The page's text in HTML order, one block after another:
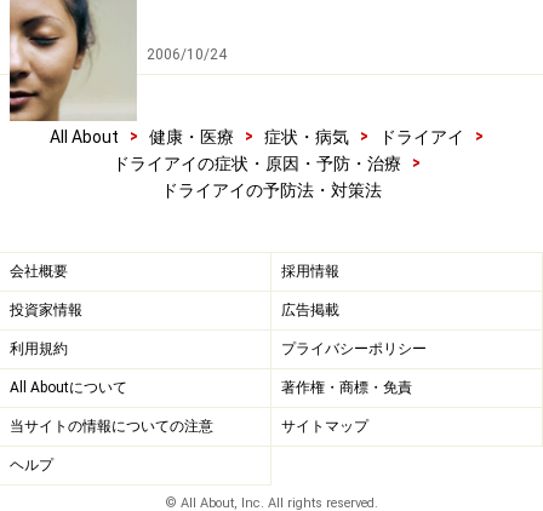
2006/10/24
All About > 健康・医療 > 症状・病気 > ドライアイ
>
ドライアイの症状・原因・予防・治療
>
ドライアイの予防法・対策法
会社概要 採用情報
投資家情報 広告掲載
利用規約 プライバシーポリシー
All Aboutについて 著作権・商標・免責
当サイトの情報についての注意 サイトマップ
ヘルプ
© All About, Inc. All rights reserved.